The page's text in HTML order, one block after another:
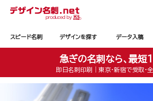
スピード名刺 デザインを探す データ入稿
急ぎの名刺なら、最短
即日名刺印刷｜東京・新宿で受取・